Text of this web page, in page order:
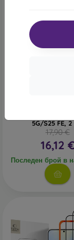
5G/S25 FE, 2
17,90 €
16,12 €
Последен брой в